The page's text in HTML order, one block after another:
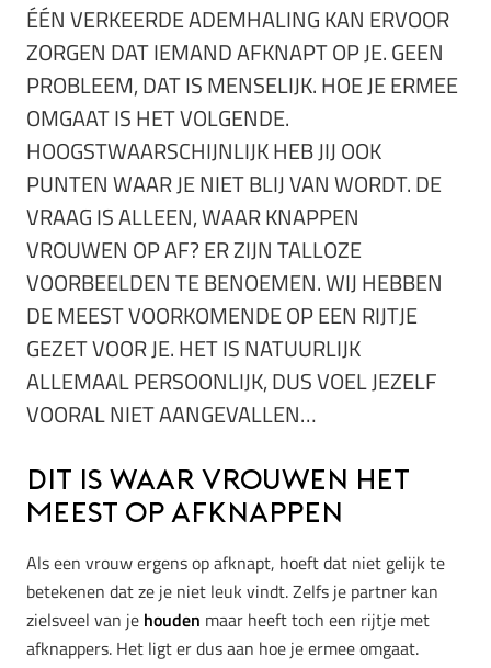
ÉÉN VERKEERDE ADEMHALING KAN ERVOOR
ZORGEN DAT IEMAND AFKNAPT OP JE. GEEN
PROBLEEM, DAT IS MENSELIJK. HOE JE ERMEE
OMGAAT IS HET VOLGENDE.
HOOGSTWAARSCHIJNLIJK HEB JIJ OOK
PUNTEN WAAR JE NIET BLIJ VAN WORDT. DE
VRAAG IS ALLEEN, WAAR KNAPPEN
VROUWEN OP AF? ER ZIJN TALLOZE
VOORBEELDEN TE BENOEMEN. WIJ HEBBEN
DE MEEST VOORKOMENDE OP EEN RIJTJE
GEZET VOOR JE. HET IS NATUURLIJK
ALLEMAAL PERSOONLIJK, DUS VOEL JEZELF
VOORAL NIET AANGEVALLEN…
Dit is waar vrouwen het
meest op afknappen
Als een vrouw ergens op afknapt, hoeft dat niet gelijk te
betekenen dat ze je niet leuk vindt. Zelfs je partner kan
zielsveel van je houden maar heeft toch een rijtje met
afknappers. Het ligt er dus aan hoe je ermee omgaat.